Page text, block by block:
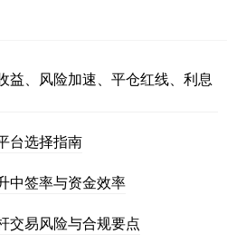
益、风险加速、平仓红线、利息
台选择指南
中签率与资金效率
交易风险与合规要点